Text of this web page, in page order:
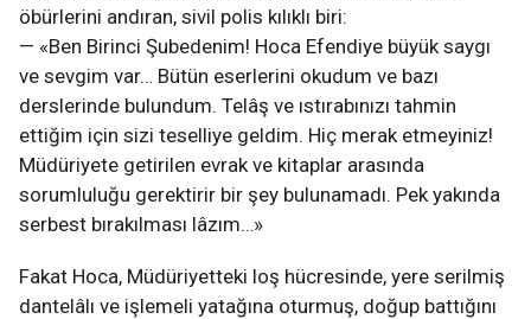
öbürlerini andıran, sivil polis kılıklı biri:
— «Ben Birinci Şubedenim! Hoca Efendiye büyük saygı
ve sevgim var… Bütün eserlerini okudum ve bazı
derslerinde bulundum. Telâş ve ıstırabınızı tahmin
ettiğim için sizi teselliye geldim. Hiç merak etmeyiniz!
Müdüriyete getirilen evrak ve kitaplar arasında
sorumluluğu gerektirir bir şey bulunamadı. Pek yakında
serbest bırakılması lâzım…»
Fakat Hoca, Müdüriyetteki loş hücresinde, yere serilmiş
dantelâlı ve işlemeli yatağına oturmuş, doğup battığını